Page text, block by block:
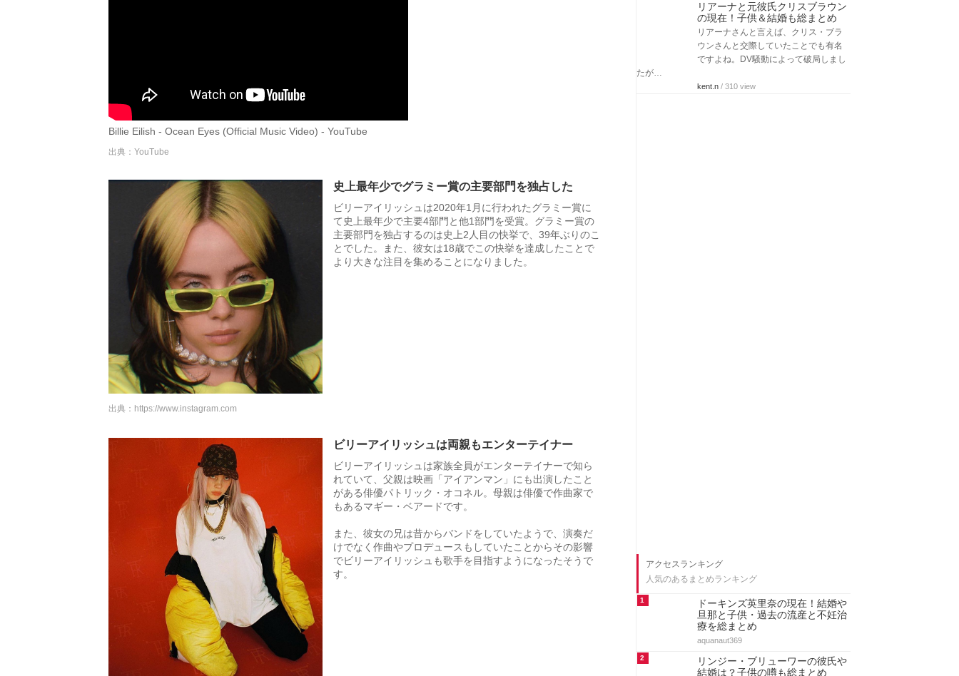
Billie Eilish - Ocean Eyes (Official Music Video) - YouTube
出典：YouTube
史上最年少でグラミー賞の主要部門を独占した
ビリーアイリッシュは2020年1月に行われたグラミー賞に
て史上最年少で主要4部門と他1部門を受賞。グラミー賞の
主要部門を独占するのは史上2人目の快挙で、39年ぶりのこ
とでした。また、彼女は18歳でこの快挙を達成したことで
より大きな注目を集めることになりました。
出典： https://www.instagram.com
ビリーアイリッシュは両親もエンターテイナー
ビリーアイリッシュは家族全員がエンターテイナーで知ら
れていて、父親は映画「アイアンマン」にも出演したこと
がある俳優パトリック・オコネル。母親は俳優で作曲家で
もあるマギー・ベアードです。
また、彼女の兄は昔からバンドをしていたようで、演奏だ
けでなく作曲やプロデュースもしていたことからその影響
でビリーアイリッシュも歌手を目指すようになったそうで
す。
リアーナと元彼氏クリスブラウン
の現在！子供＆結婚も総まとめ
リアーナさんと言えば、クリス・ブラ
ウンさんと交際していたことでも有名
ですよね。DV騒動によって破局しまし
たが…
kent.n / 310 view
アクセスランキング
人気のあるまとめランキング
1
ドーキンズ英里奈の現在！結婚や
旦那と子供・過去の流産と不妊治
療を総まとめ
aquanaut369
2
リンジー・ブリューワーの彼氏や
結婚は？子供の噂も総まとめ